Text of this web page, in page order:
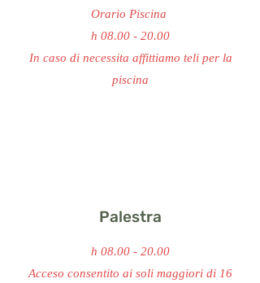
Orario Piscina
h 08.00 - 20.00
In caso di necessita affittiamo teli per la
piscina
Palestra
h 08.00 - 20.00
Acceso consentito ai soli maggiori di 16